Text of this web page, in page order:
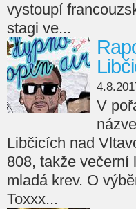
vystoupí
stagi ve...
V
Libčicích nad
808, takže večerní
mladá krev. O
Toxxx...